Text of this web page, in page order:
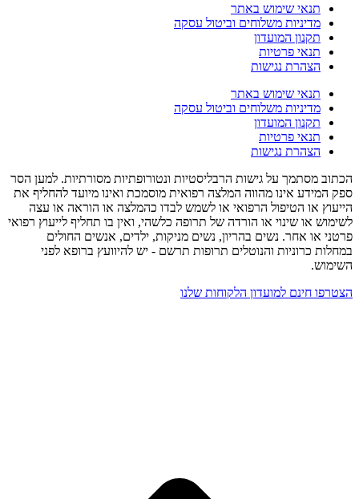
תנאי שימוש באתר
מדיניות משלוחים וביטול עסקה
תקנון המועדון
תנאי פרטיות
הצהרת נגישות
תנאי שימוש באתר
מדיניות משלוחים וביטול עסקה
תקנון המועדון
תנאי פרטיות
הצהרת נגישות
הכתוב מסתמך על גישות הרבליסטיות ונטורופתיות מסורתיות. למען הסר
ספק המידע אינו מהווה המלצה רפואית מוסמכת ואינו מיועד להחליף את
הייעוץ או הטיפול הרפואי או לשמש לבדו כהמלצה או הוראה או עצה
לשימוש או שינוי או הורדה של תרופה כלשהי, ואין בו תחליף לייעוץ רפואי
פרטני או אחר. נשים בהריון, נשים מניקות, ילדים, אנשים החולים
במחלות כרוניות והנוטלים תרופות תרשם - יש להיוועץ ברופא לפני
השימוש.
הצטרפו חינם למועדון הלקוחות שלנו